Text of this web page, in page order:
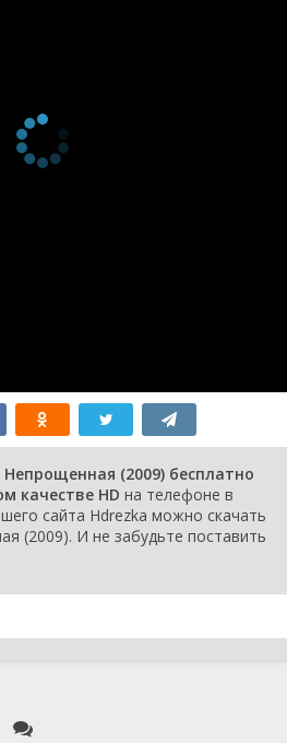
(2009) бесплатно
качестве HD на телефоне в
сайта Hdrezka можно скачать
(2009). И не забудьте поставить